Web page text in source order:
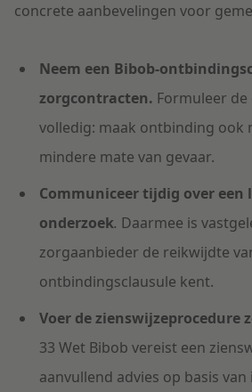
concrete aanbevelingen voor
Neem een Bibob-
zorgcontracten. Formuleer
volledig: maak ontbinding ook
mindere mate van gevaar.
Communiceer tijdig over een
onderzoek. Daarmee is
zorgaanbieder de reikwijdte
ontbindingsclausule kent.
Voer de zienswijzeprocedure
33 Wet Bibob vereist een
aanvullend advies op basis